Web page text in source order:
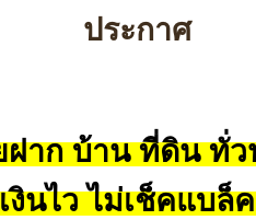
ประกาศ
าก บ้าน ที่ดิน ทั่ว
งินไว ไม่เช็คแบล็